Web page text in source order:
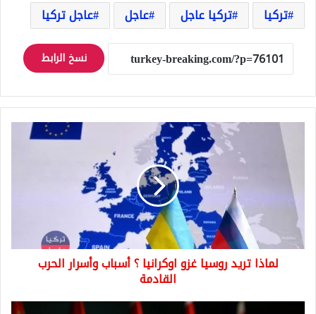
تركيا
تركيا عاجل عاجل عاجل تركيا
نسخ الرابط
روسيا
اوكرانيا
أسباب
وأسرار
الحرب
لماذا تريد روسيا غزو اوكرانيا ؟ أسباب وأسرار الحرب
القادمة